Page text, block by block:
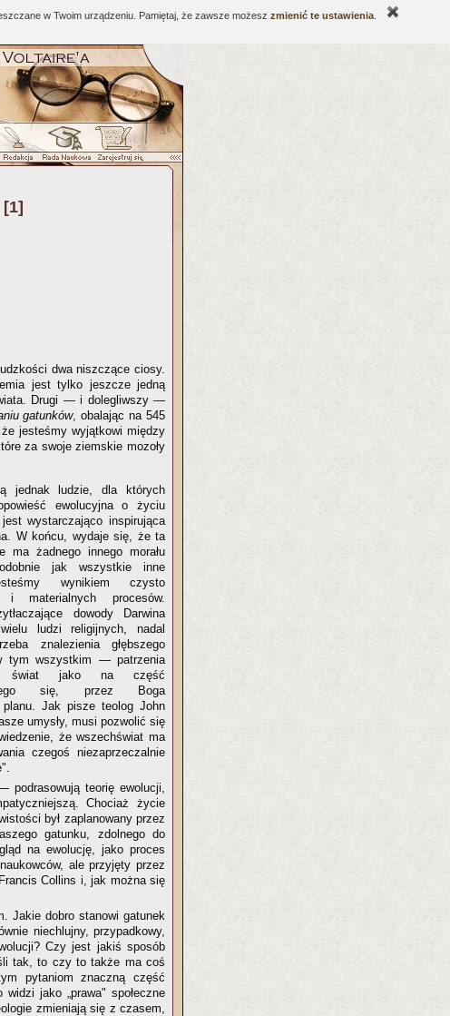
w Twoim urządzeniu. Pamiętaj, że zawsze możesz zmienić te ustawienia
dwa niszczące ciosy.
jest tylko jeszcze jedną
Drugi — i dolegliwszy —
gatunków, obalając na 545
jesteśmy wyjątkowi między
za swoje ziemskie mozoły
jednak ludzie, dla których
ewolucyjna o życiu
wystarczająco inspirująca
W końcu, wydaje się, że ta
ma żadnego innego morału
jak wszystkie inne
wynikiem czysto
i materialnych procesów.
dowody Darwina
wielu ludzi religijnych, nadal
znalezienia głębszego
tym wszystkim — patrzenia
świat jako na część
się, przez Boga
planu. Jak pisze teolog John
umysły, musi pozwolić się
że wszechświat ma
czegoś niezaprzeczalnie
teorię ewolucji,
Chociaż życie
był zaplanowany przez
gatunku, zdolnego do
na ewolucję, jako proces
ale przyjęty przez
Collins i, jak można się
Jakie dobro stanowi gatunek
niechlujny, przypadkowy,
Czy jest jakiś sposób
tak, to czy to także ma coś
pytaniom znaczną część
jako „prawa" społeczne
zmieniają się z czasem,